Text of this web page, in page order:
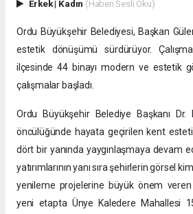
Erkek| Kadın (Haberi Sesli Oku)
Ordu Büyükşehir Belediyesi, Başkan
estetik dönüşümü sürdürüyor.
ilçesinde 44 binayı modern ve estetik
çalışmalar başladı.
Ordu Büyükşehir Belediye Başkanı Dr.
öncülüğünde hayata geçirilen kent
dört bir yanında yaygınlaşmaya devam
yatırımlarının yanı sıra şehirlerin görsel
yenileme projelerine büyük önem veren
yeni etapta Ünye Kaledere Mahallesi